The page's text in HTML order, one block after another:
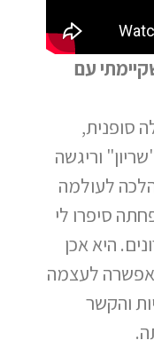
עם
סופנית,
וריגשה
לעולמה
סיפרו לי
היא אכן
לעצמה
והקשר